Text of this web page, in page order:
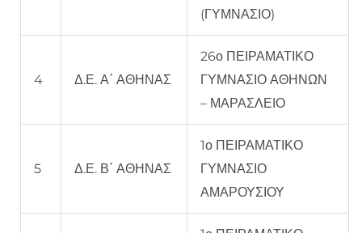
(ΓΥΜΝΑΣΙΟ)
4 Δ.Ε. Α΄ ΑΘΗΝΑΣ
26ο ΠΕΙΡΑΜΑΤΙΚΟ
ΓΥΜΝΑΣΙΟ ΑΘΗΝΩΝ
– ΜΑΡΑΣΛΕΙΟ
5 Δ.Ε. Β΄ ΑΘΗΝΑΣ
1ο ΠΕΙΡΑΜΑΤΙΚΟ
ΓΥΜΝΑΣΙΟ
ΑΜΑΡΟΥΣΙΟΥ